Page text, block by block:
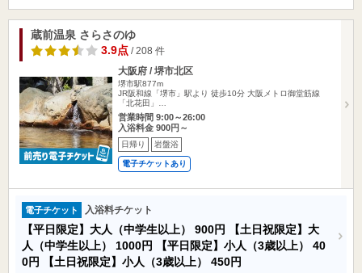
蔵前温泉 さらさのゆ
3.9点 / 208 件
大阪府 / 堺市北区
堺市駅877m
JR阪和線「堺市」駅より 徒歩10分 大阪メトロ御堂筋線
「北花田」…
営業時間 9:00～26:00
入浴料金 900円～
日帰り 岩盤浴
電子チケットあり
電子チケット 入浴料チケット
【平日限定】大人（中学生以上） 900円
【土日祝限定】大
人（中学生以上） 1000円 【平日限定】小人（3歳以上） 40
0円
【土日祝限定】小人（3歳以上） 450円